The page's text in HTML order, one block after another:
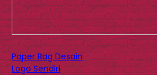
Paper Bag Desain
Logo Sendiri